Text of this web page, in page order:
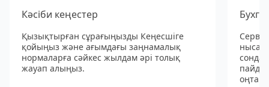
Кәсіби кеңестер
Қызықтырған сұрағыңызды Кеңесшіге
қойыңыз және ағымдағы заңнамалық
нормаларға сәйкес жылдам әрі толық
жауап алыңыз.